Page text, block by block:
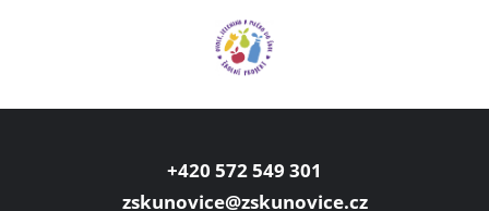
+420 572 549 301
zskunovice@zskunovice.cz